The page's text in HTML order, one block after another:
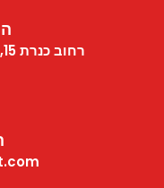
רחוב כנרת 15, בני-ברק 5120260 ישראל